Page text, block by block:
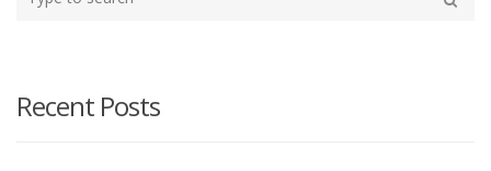
your
Recent Posts